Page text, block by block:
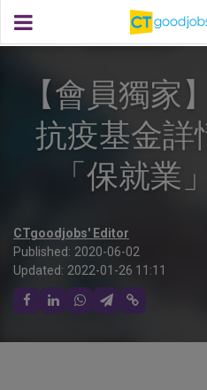
【會員獨家
抗疫基金詳
「保就業
CTgoodjobs' Editor
Published: 2020-06-02
Updated: 2022-01-26 11:11